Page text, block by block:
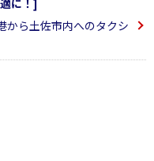
に！]
から土佐市内へのタクシ